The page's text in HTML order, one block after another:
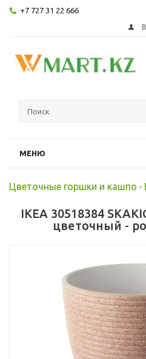
+7 727 31 22 666
МЕНЮ
Цветочные горшки и кашпо -
IKEA 30518384
цветочный -